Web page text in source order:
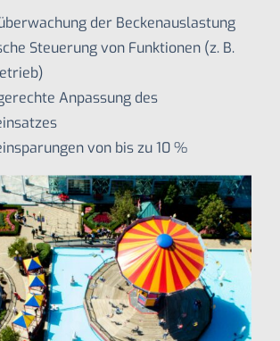
der Beckenauslastung
Steuerung von Funktionen (z. B.
Anpassung des
von bis zu 10 %